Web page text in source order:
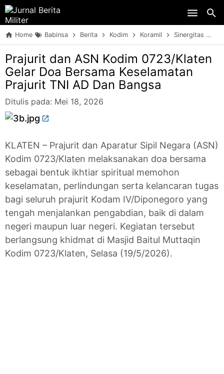
Home Babinsa Berita Kodim Koramil Sinergitas
Prajurit dan ASN Kodim 0723/Klaten
Gelar Doa Bersama Keselamatan
Prajurit TNI AD Dan Bangsa
Ditulis pada: Mei 18, 2026
KLATEN – Prajurit dan Aparatur Sipil Negara (ASN)
Kodim 0723/Klaten melaksanakan doa bersama
sebagai bentuk ikhtiar spiritual memohon
keselamatan, perlindungan serta kelancaran tugas
bagi seluruh prajurit Kodam IV/Diponegoro yang
tengah menjalankan pengabdian, baik di dalam
negeri maupun luar negeri. Kegiatan tersebut
berlangsung khidmat di Masjid Baitul Muttaqin
Kodim 0723/Klaten, Selasa (19/5/2026).